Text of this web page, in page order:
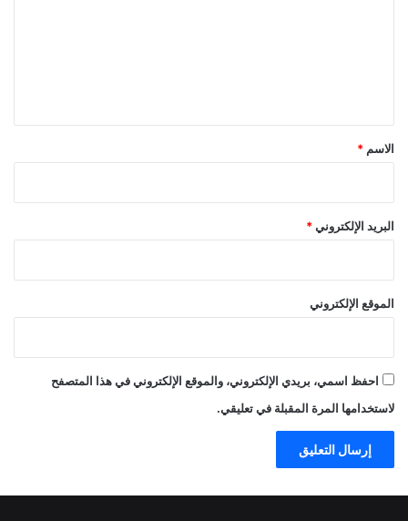
*
الاسم *
البريد الإلكتروني *
الموقع الإلكتروني
احفظ اسمي، بريدي الإلكتروني، والموقع الإلكتروني في هذا المتصفح
لاستخدامها المرة المقبلة في تعليقي.